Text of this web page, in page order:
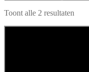
Toont alle 2 resultaten